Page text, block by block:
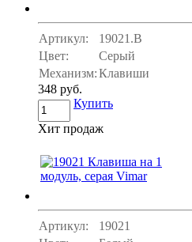
Артикул:
19021.B
Цвет:
Серый
Механизм:Клавиши
348 руб.
Купить
Хит продаж
Артикул:
19021